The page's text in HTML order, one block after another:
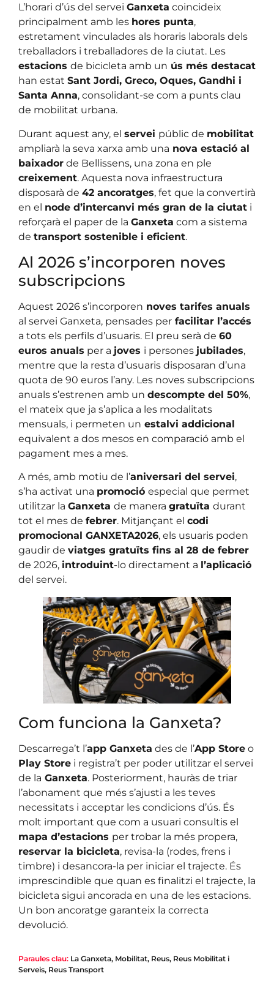
L’horari d’ús del servei Ganxeta coincideix
principalment amb les hores punta,
estretament vinculades als horaris laborals dels
treballadors i treballadores de la ciutat. Les
estacions de bicicleta amb un ús més destacat
han estat Sant Jordi, Greco, Oques, Gandhi i
Santa Anna, consolidant-se com a punts clau
de mobilitat urbana.
Durant aquest any, el servei públic de mobilitat
ampliarà la seva xarxa amb una nova estació al
baixador de Bellissens, una zona en ple
creixement. Aquesta nova infraestructura
disposarà de 42 ancoratges, fet que la convertirà
en el node d’intercanvi més gran de la ciutat i
reforçarà el paper de la Ganxeta com a sistema
de transport sostenible i eficient.
Al 2026 s’incorporen noves
subscripcions
Aquest 2026 s’incorporen noves tarifes anuals
al servei Ganxeta, pensades per facilitar l’accés
a tots els perfils d’usuaris. El preu serà de 60
euros anuals per a joves i persones jubilades,
mentre que la resta d’usuaris disposaran d’una
quota de 90 euros l’any. Les noves subscripcions
anuals s’estrenen amb un descompte del 50%,
el mateix que ja s’aplica a les modalitats
mensuals, i permeten un estalvi addicional
equivalent a dos mesos en comparació amb el
pagament mes a mes.
A més, amb motiu de l’aniversari del servei,
s’ha activat una promoció especial que permet
utilitzar la Ganxeta de manera gratuïta durant
tot el mes de febrer. Mitjançant el codi
promocional GANXETA2026, els usuaris poden
gaudir de viatges gratuïts fins al 28 de febrer
de 2026, introduint-lo directament a l’aplicació
del servei.
Com funciona la Ganxeta?
Descarrega’t l’app Ganxeta des de l’App Store o
Play Store i registra’t per poder utilitzar el servei
de la Ganxeta. Posteriorment, hauràs de triar
l’abonament que més s’ajusti a les teves
necessitats i acceptar les condicions d’ús. És
molt important que com a usuari consultis el
mapa d’estacions per trobar la més propera,
reservar la bicicleta, revisa-la (rodes, frens i
timbre) i desancora-la per iniciar el trajecte. És
imprescindible que quan es finalitzi el trajecte, la
bicicleta sigui ancorada en una de les estacions.
Un bon ancoratge garanteix la correcta
devolució.
Paraules clau: La Ganxeta, Mobilitat, Reus, Reus Mobilitat i
Serveis, Reus Transport